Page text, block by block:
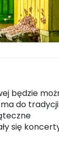
będzie
do tradycji
się